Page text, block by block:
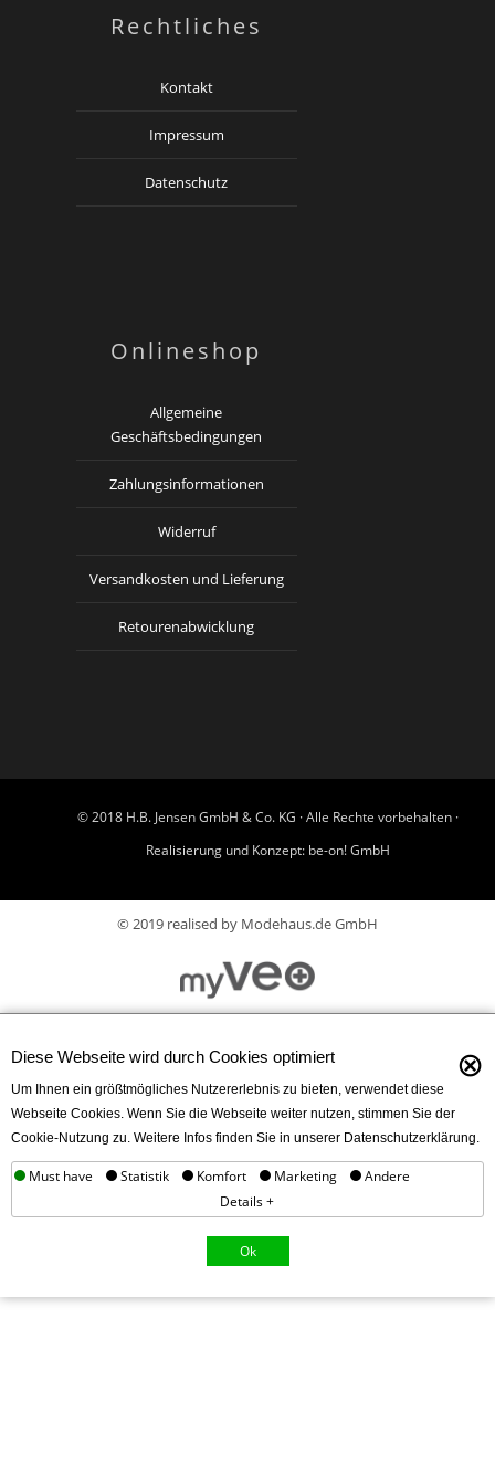
Rechtliches
Kontakt
Impressum
Datenschutz
Onlineshop
Allgemeine
Geschäftsbedingungen
Zahlungsinformationen
Widerruf
Versandkosten und Lieferung
Retourenabwicklung
© 2018 H.B. Jensen GmbH & Co. KG · Alle Rechte vorbehalten ·
Realisierung und Konzept: be-on! GmbH
© 2019 realised by Modehaus.de GmbH
Diese Webseite wird durch Cookies optimiert ⊗
Um Ihnen ein größtmögliches Nutzererlebnis zu bieten, verwendet diese
Webseite Cookies. Wenn Sie die Webseite weiter nutzen, stimmen Sie der
Cookie-Nutzung zu. Weitere Infos finden Sie in unserer Datenschutzerklärung.
Must have Statistik Komfort Marketing
Andere
Details +
Ok